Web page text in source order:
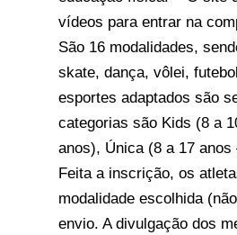
vídeos para entrar na
São 16 modalidades,
skate, dança, vôlei,
esportes adaptados são
categorias são Kids (8 a
anos), Única (8 a 17
Feita a inscrição, os
modalidade escolhida
envio. A divulgação dos